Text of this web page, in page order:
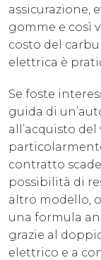
assicurazione,
gomme e così
costo del
elettrica è
Se foste
guida di
all’acquisto
contratto
possibilità di
altro modello,
una formula
grazie al
elettrico e a